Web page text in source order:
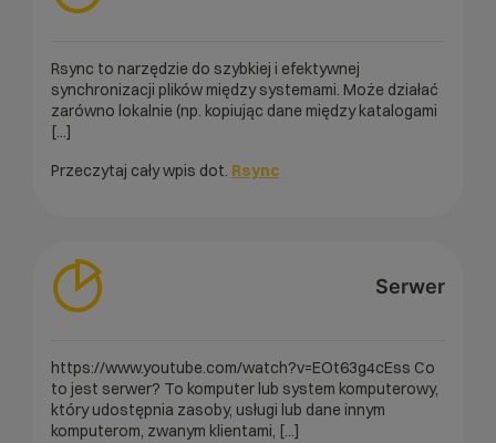
Rsync to narzędzie do szybkiej i efektywnej
synchronizacji plików między systemami. Może działać
zarówno lokalnie (np. kopiując dane między katalogami
[...]
Przeczytaj cały wpis dot. Rsync
Serwer
https://www.youtube.com/watch?v=EOt63g4cEss Co
to jest serwer? To komputer lub system komputerowy,
który udostępnia zasoby, usługi lub dane innym
komputerom, zwanym klientami, [...]